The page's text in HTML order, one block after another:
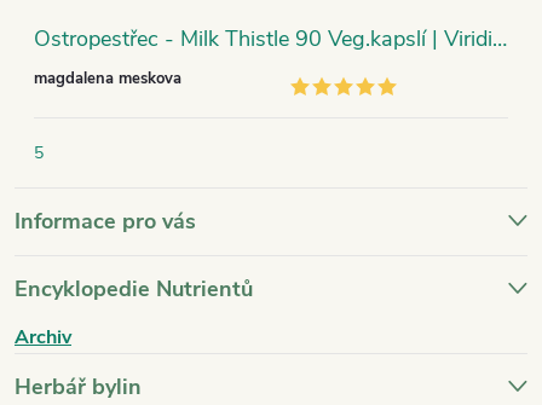
Ostropestřec - Milk Thistle 90 Veg.kapslí | Viridian
magdalena meskova
5
Informace pro vás
Encyklopedie Nutrientů
Archiv
Herbář bylin